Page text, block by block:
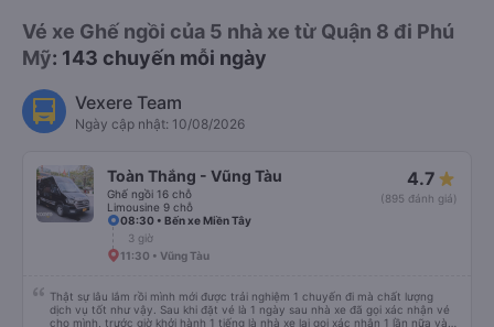
Vé xe Ghế ngồi của 5 nhà xe từ Quận 8 đi Phú
Mỹ: 143 chuyến mỗi ngày
Vexere Team
Ngày cập nhật: 10/08/2026
Toàn Thắng - Vũng Tàu
Ghế ngồi 16 chỗ
Limousine 9 chỗ
4.7
(895 đánh giá)
08:30 • Bến xe Miền Tây
3 giờ
11:30 • Vũng Tàu
Thật sự lâu lắm rồi mình mới được trải nghiệm 1 chuyến đi mà chất lượng
dịch vụ tốt như vậy. Sau khi đặt vé là 1 ngày sau nhà xe đã gọi xác nhận vé
cho mình, trước giờ khởi hành 1 tiếng là nhà xe lại gọi xác nhận 1 lần nữa và